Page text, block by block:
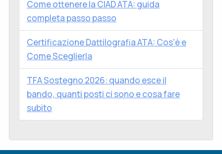
Come ottenere la CIAD ATA: guida
completa passo passo
Certificazione Dattilografia ATA: Cos'è e
Come Sceglierla
TFA Sostegno 2026: quando esce il
bando, quanti posti ci sono e cosa fare
subito